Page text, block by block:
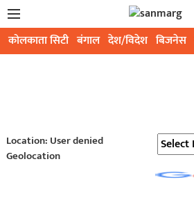
कोलकाता सिटी बंगाल देश/विदेश बिजनेस
Location: User denied
Geolocation